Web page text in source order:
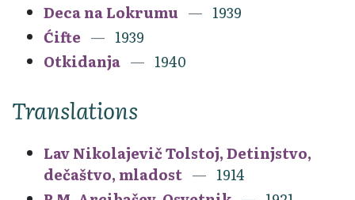
Deca na Lokrumu
1939
Ćifte
1939
Otkidanja
1940
Translations
Lav Nikolajevič Tolstoj, Detinjstvo,
dečaštvo, mladost
1914